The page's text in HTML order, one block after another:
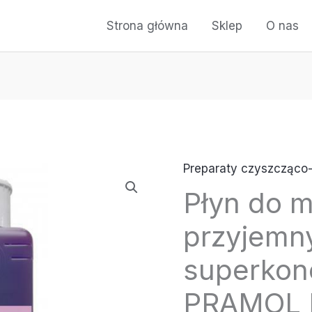
Strona główna Sklep O nas
Preparaty
Płyn do
PRAMOL
ilość
Płyn
do
mycia
o
przyjemnym